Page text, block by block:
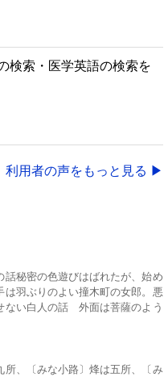
検索・医学英語の検索を
利用者の声をもっと見る ▶
秘密の色遊びはばれたが、始め
は羽ぶりのよい撞木町の女郎。悪
ない白人の話 外面は菩薩のよう
所、〔みな小路〕烽は五所、〔み